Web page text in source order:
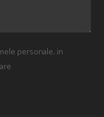
personale, in